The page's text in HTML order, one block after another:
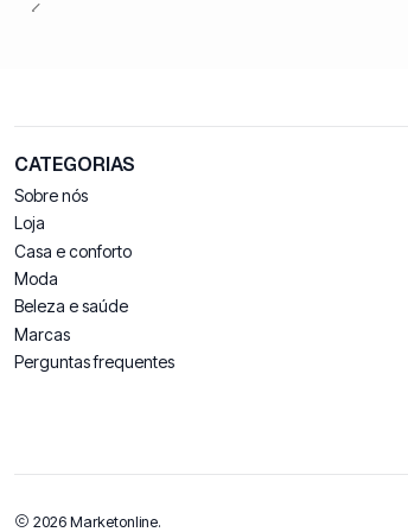
CATEGORIAS
Sobre nós
Loja
Casa e conforto
Moda
Beleza e saúde
Marcas
Perguntas frequentes
2026 Marketonline.